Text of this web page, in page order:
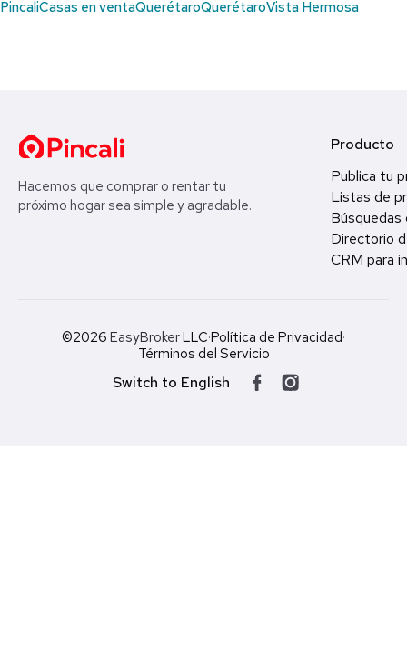
PincaliCasas en ventaQuerétaroQuerétaroVista Hermosa
Hacemos que comprar o rentar tu
próximo hogar sea simple y agradable.
Producto
Publica tu
Listas de
Búsquedas
Directorio
CRM para
©2026 EasyBrokerLLC·Política de Privacidad·
Términos del Servicio
Switch to English